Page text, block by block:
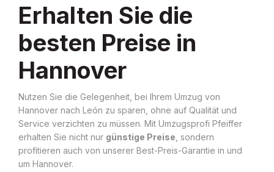
Erhalten Sie die
besten Preise in
Hannover
Nutzen Sie die Gelegenheit, bei Ihrem Umzug von
Hannover nach León zu sparen, ohne auf Qualität und
Service verzichten zu müssen. Mit Umzugsprofi Pfeiffer
erhalten Sie nicht nur günstige Preise , sondern
profitieren auch von unserer Best-Preis-Garantie in und
um Hannover.